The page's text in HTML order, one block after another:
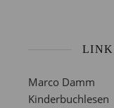
Marco Damm
Kinderbuchlesen